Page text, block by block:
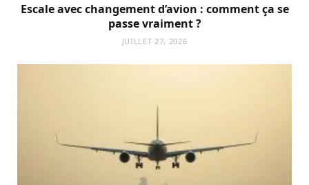
Escale avec changement d’avion : comment ça se
passe vraiment ?
JUILLET 27, 2026